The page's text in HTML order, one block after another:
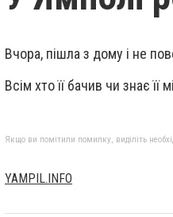
Вчора, пішла з дому і не
Всім хто її бачив чи знає
Якщо ви помітили помилку, виділіть
YAMPIL.INFO